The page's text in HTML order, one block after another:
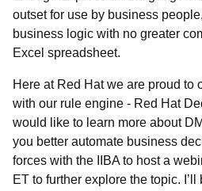
outset for use by business
business logic with no greater
Excel spreadsheet.
Here at Red Hat we are proud to
with our rule engine - Red Hat
would like to learn more about
you better automate business
forces with the IIBA to host a
ET to further explore the topic.